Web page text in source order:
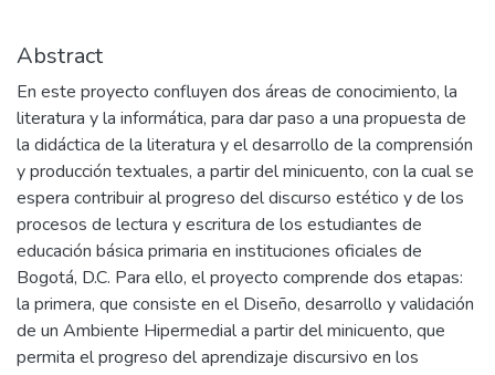
Abstract
En este proyecto confluyen dos áreas de conocimiento, la
literatura y la informática, para dar paso a una propuesta de
la didáctica de la literatura y el desarrollo de la comprensión
y producción textuales, a partir del minicuento, con la cual se
espera contribuir al progreso del discurso estético y de los
procesos de lectura y escritura de los estudiantes de
educación básica primaria en instituciones oficiales de
Bogotá, D.C. Para ello, el proyecto comprende dos etapas:
la primera, que consiste en el Diseño, desarrollo y validación
de un Ambiente Hipermedial a partir del minicuento, que
permita el progreso del aprendizaje discursivo en los